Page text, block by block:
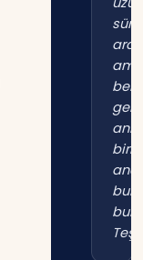
süre
beni